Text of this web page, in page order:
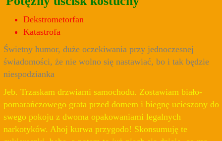
Dekstrometorfan
Katastrofa
Świetny humor, duże oczekiwania przy jednoczesnej
świadomości, że nie wolno się nastawiać, bo i tak będzie
niespodzianka
Jeb. Trzaskam drzwiami samochodu. Zostawiam biało-
pomarańczowego grata przed domem i biegnę ucieszony do
swego pokoju z dwoma opakowaniami legalnych
narkotyków. Ahoj kurwa przygodo! Skonsumuję te